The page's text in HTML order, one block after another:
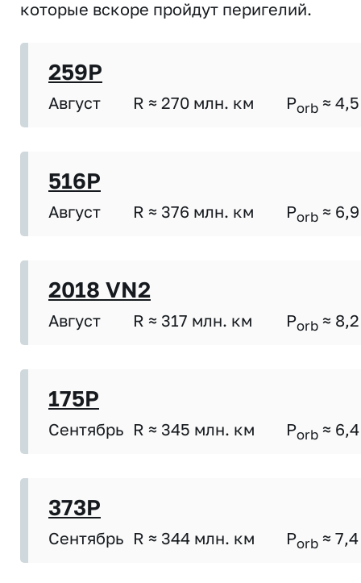
которые вскоре пройдут перигелий.
259P
Август R ≈ 270 млн. км Porb ≈ 4,5
516P
Август R ≈ 376 млн. км Porb ≈ 6,9
2018 VN2
Август R ≈ 317 млн. км Porb ≈ 8,2
175P
Сентябрь R ≈ 345 млн. км Porb ≈ 6,4
373P
Сентябрь R ≈ 344 млн. км Porb ≈ 7,4